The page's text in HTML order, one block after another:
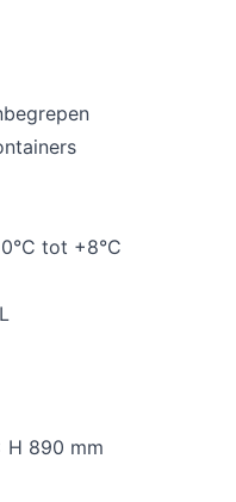
tot +8°C
H 890 mm